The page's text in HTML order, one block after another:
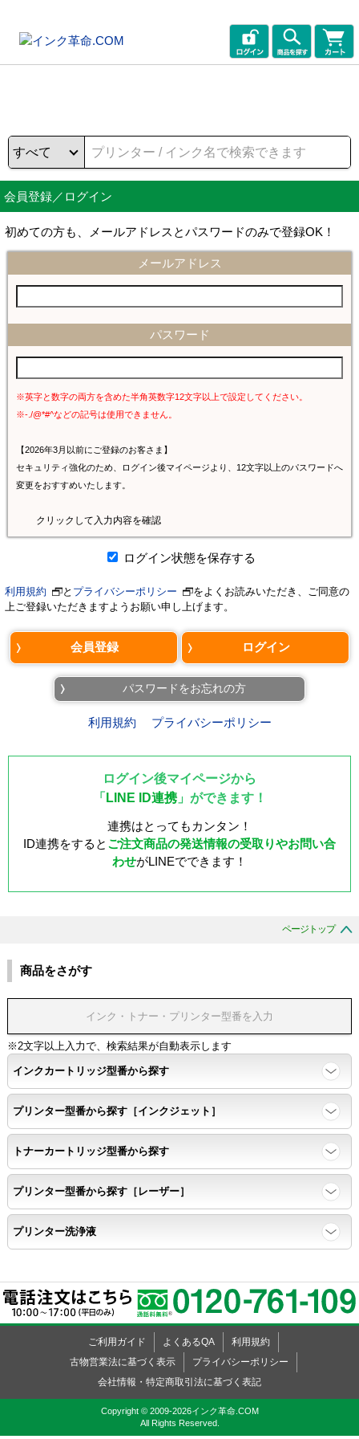
会員登録／ログイン
初めての方も、メールアドレスとパスワードのみで登録OK！
メールアドレス
パスワード
※英字と数字の両方を含めた半角英数字12文字以上で設定してください。
※-./@*#^などの記号は使用できません。
【2026年3月以前にご登録のお客さま】
セキュリティ強化のため、ログイン後マイページより、12文字以上のパスワードへ
変更をおすすめいたします。
クリックして入力内容を確認
ログイン状態を保存する
利用規約 と プライバシーポリシー
をよくお読みいただき、ご同意の
上ご登録いただきますようお願い申し上げます。
パスワードをお忘れの方
利用規約 プライバシーポリシー
ログイン後マイページから
「 LINE ID連携」ができます！
連携はとってもカンタン！
ID連携をすると ご注文商品の発送情報の受取りやお問い合
わせがLINEでできます！
ページトップ
商品をさがす
※2文字以上入力で、検索結果が自動表示します
インクカートリッジ型番から探す
プリンター型番から探す［インクジェット］
トナーカートリッジ型番から探す
プリンター型番から探す［レーザー］
プリンター洗浄液
ご利用ガイド よくあるQA
利用規約
古物営業法に基づく表示
プライバシーポリシー
会社情報・特定商取引法に基づく表記
Copyright © 2009-2026インク革命.COM
All Rights Reserved.